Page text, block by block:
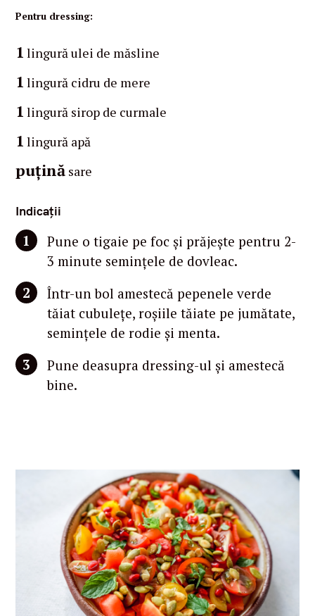
Pentru dressing:
1 lingură ulei de măsline
1 lingură cidru de mere
1 lingură sirop de curmale
1 lingură apă
puțină sare
Indicații
Pune o tigaie pe foc și prăjește pentru 2-
3 minute semințele de dovleac.
Într-un bol amestecă pepenele verde
tăiat cubulețe, roșiile tăiate pe jumătate,
semințele de rodie și menta.
Pune deasupra dressing-ul și amestecă
bine.